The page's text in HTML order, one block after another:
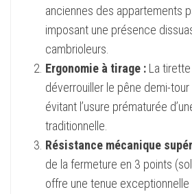
anciennes des appartements
imposant une présence
cambrioleurs.
Ergonomie à tirage : La
déverrouiller le pêne demi-tour
évitant l’usure prématurée
traditionnelle.
Résistance mécanique
de la fermeture en 3 points
offre une tenue